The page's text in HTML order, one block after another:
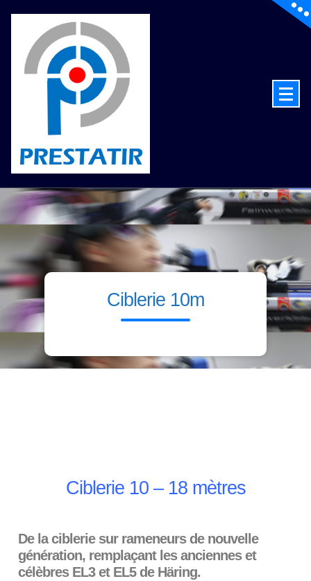
Ciblerie 10m
Ciblerie 10 – 18 mètres
De la ciblerie sur rameneurs de nouvelle
génération, remplaçant les anciennes et
célèbres EL3 et EL5 de Häring.